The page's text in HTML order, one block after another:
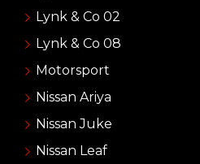
Lynk & Co 02
Lynk & Co 08
Motorsport
Nissan Ariya
Nissan Juke
Nissan Leaf